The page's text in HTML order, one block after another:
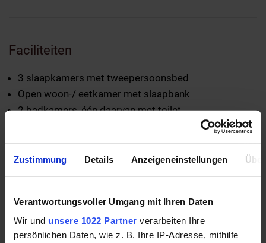
Zustimmung Details Anzeigeneinstellungen
Verantwortungsvoller Umgang mit Ihren Daten
Wir und unsere 1022 Partner verarbeiten Ihre
persönlichen Daten, wie z. B. Ihre IP-Adresse, mithilfe
Faciliteiten
3 slaapkamers met tweepersoonsbed
Open woon-/ eetkamer met slaapbank
2 badkamers, één daarvan met toilet
Handdoekradiator, föhn, make-up spiegel
aparte toilette
Hal met garderobe
Keramische kookplaat
Granieten werkblad
Oven